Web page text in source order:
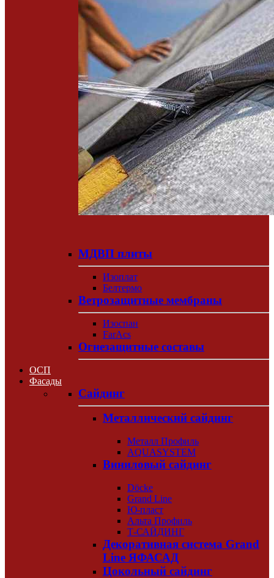
МДВП плиты
Изоплат
Белтермо
Ветрозащитные мембраны
Изоспан
FarAcs
Огнезащитные составы
ОСП
Фасады
Сайдинг
Металлический сайдинг
Металл Профиль
AQUASYSTEM
Виниловый сайдинг
Döcke
Grand Line
Ю-пласт
Альта Профиль
Т-САЙДИНГ
Декоративная система Grand
Line ЯФАСАД
Цокольный сайдинг